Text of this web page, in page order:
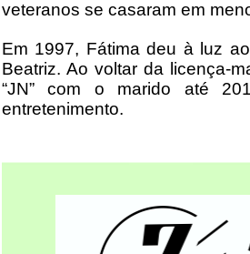
veteranos se casaram em
Em 1997, Fátima deu à luz
Beatriz. Ao voltar da licença-
“JN” com o marido até
entretenimento.